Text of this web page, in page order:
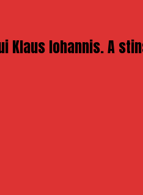
Klaus Iohannis. A